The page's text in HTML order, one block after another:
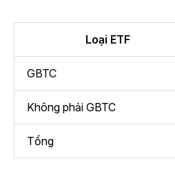
Loại ETF
GBTC
Không phải GBTC
Tổng